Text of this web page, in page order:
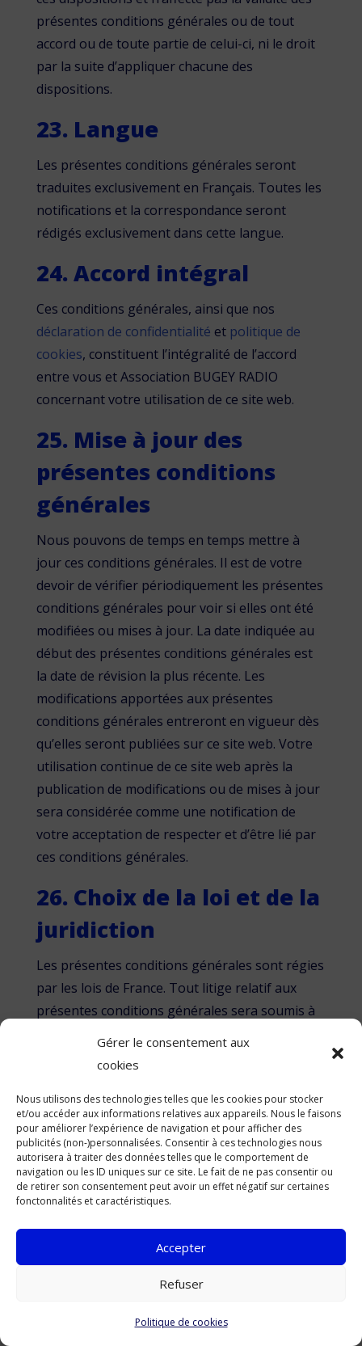
Gérer le consentement aux
cookies
Nous utilisons des technologies telles que les cookies pour stocker
et/ou accéder aux informations relatives aux appareils. Nous le faisons
pour améliorer l’expérience de navigation et pour afficher des
publicités (non-)personnalisées. Consentir à ces technologies nous
autorisera à traiter des données telles que le comportement de
navigation ou les ID uniques sur ce site. Le fait de ne pas consentir ou
de retirer son consentement peut avoir un effet négatif sur certaines
fonctonnalités et caractéristiques.
Accepter
Refuser
Politique de cookies
présentes conditions générales ou de tout
accord ou de toute partie de celui-ci, ni le droit
par la suite d’appliquer chacune des
dispositions.
23. Langue
Les présentes conditions générales seront
traduites exclusivement en Français. Toutes les
notifications et la correspondance seront
rédigés exclusivement dans cette langue.
24. Accord intégral
Ces conditions générales, ainsi que nos
déclaration de confidentialité et politique de
cookies, constituent l’intégralité de l’accord
entre vous et Association BUGEY RADIO
concernant votre utilisation de ce site web.
25. Mise à jour des
présentes conditions
générales
Nous pouvons de temps en temps mettre à
jour ces conditions générales. Il est de votre
devoir de vérifier périodiquement les présentes
conditions générales pour voir si elles ont été
modifiées ou mises à jour. La date indiquée au
début des présentes conditions générales est
la date de révision la plus récente. Les
modifications apportées aux présentes
conditions générales entreront en vigueur dès
qu’elles seront publiées sur ce site web. Votre
utilisation continue de ce site web après la
publication de modifications ou de mises à jour
sera considérée comme une notification de
votre acceptation de respecter et d’être lié par
ces conditions générales.
26. Choix de la loi et de la
juridiction
Les présentes conditions générales sont régies
par les lois de France. Tout litige relatif aux
présentes conditions générales sera soumis à
ou une autre autorité comme étant invalide
et/ou inapplicable en vertu du droit applicable,
cette partie ou disposition sera modifiée,
supprimée et/ou appliquée dans la plus large
mesure possible afin de donner effet à